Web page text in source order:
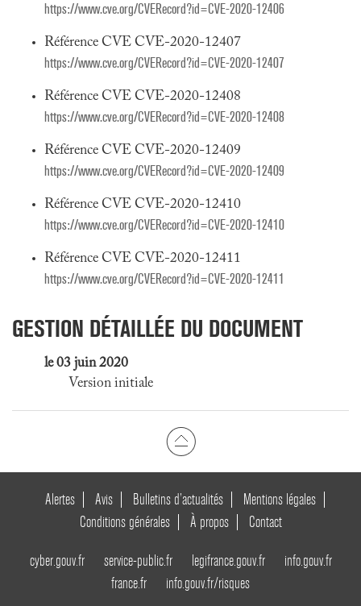
https://www.cve.org/CVERecord?id=CVE-2020-12406
Référence CVE CVE-2020-12407
https://www.cve.org/CVERecord?id=CVE-2020-12407
Référence CVE CVE-2020-12408
https://www.cve.org/CVERecord?id=CVE-2020-12408
Référence CVE CVE-2020-12409
https://www.cve.org/CVERecord?id=CVE-2020-12409
Référence CVE CVE-2020-12410
https://www.cve.org/CVERecord?id=CVE-2020-12410
Référence CVE CVE-2020-12411
https://www.cve.org/CVERecord?id=CVE-2020-12411
GESTION DÉTAILLÉE DU DOCUMENT
le 03 juin 2020
Version initiale
Alertes Avis Bulletins d’actualités
Mentions légales
Conditions générales
À propos Contact
cyber.gouv.fr service-public.fr legifrance.gouv.fr
info.gouv.fr
france.fr
info.gouv.fr/risques